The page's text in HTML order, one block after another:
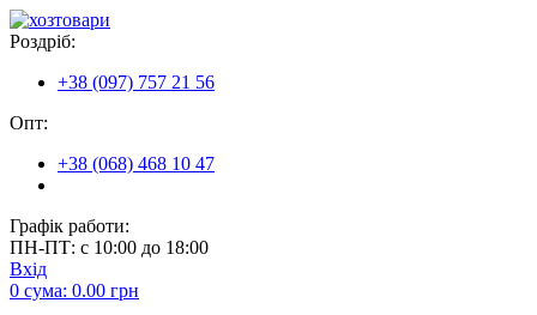
Роздріб:
+38 (097) 757 21 56
Опт:
+38 (068) 468 10 47
Графік работи:
ПН-ПТ: с 10:00 до 18:00
Вхід
0 сума: 0.00 грн